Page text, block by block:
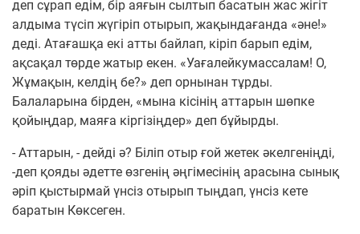
деп сұрап едім, бір аяғын сылтып басатын жас жігіт
алдыма түсіп жүгіріп отырып, жақындағанда «әне!»
деді. Атағашқа екі атты байлап, кіріп барып едім,
ақсақал төрде жатыр екен. «Уағалейкумассалам! О,
Жұмақын, келдің бе?» деп орнынан тұрды.
Балаларына бірден, «мына кісінің аттарын шөпке
қойыңдар, маяға кіргізіңдер» деп бұйырды.
- Аттарын, - дейді ә? Біліп отыр ғой жетек әкелгеніңді,
-деп қояды әдетте өзгенің әңгімесінің арасына сынық
әріп қыстырмай үнсіз отырып тыңдап, үнсіз кете
баратын Көксеген.